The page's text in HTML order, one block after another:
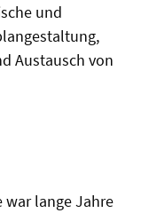
und
Austausch von
war lange Jahre